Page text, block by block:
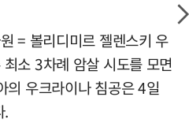
= 볼리디미르 젤렌스키 우
소 3차례 암살 시도를 모면
의 우크라이나 침공은 4일
.